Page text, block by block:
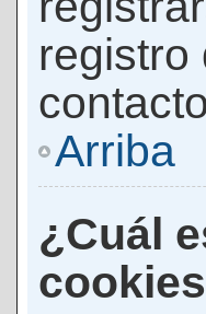
registro
Arriba
¿Cuál